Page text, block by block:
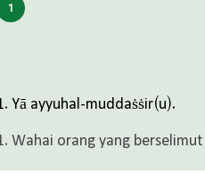
Yā ayyuhal-muddaṡṡir(u).
Wahai orang yang